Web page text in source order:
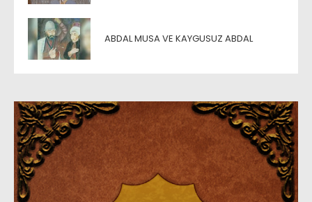
ABDAL MUSA VE KAYGUSUZ ABDAL